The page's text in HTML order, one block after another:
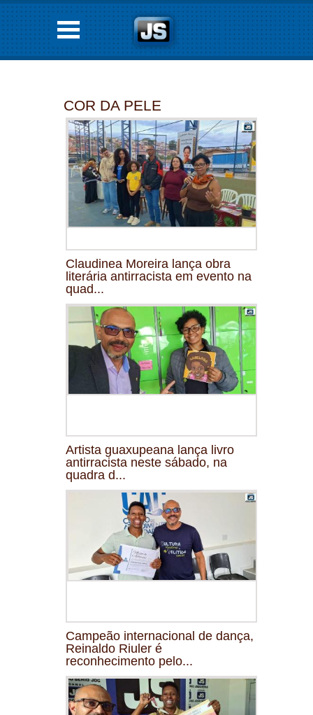
COR DA PELE
Claudinea Moreira lança obra
literária antirracista em evento na
quad...
Artista guaxupeana lança livro
antirracista neste sábado, na
quadra d...
Campeão internacional de dança,
Reinaldo Riuler é
reconhecimento pelo...